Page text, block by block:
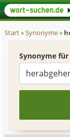
Start»Synonyme»
Synonyme für